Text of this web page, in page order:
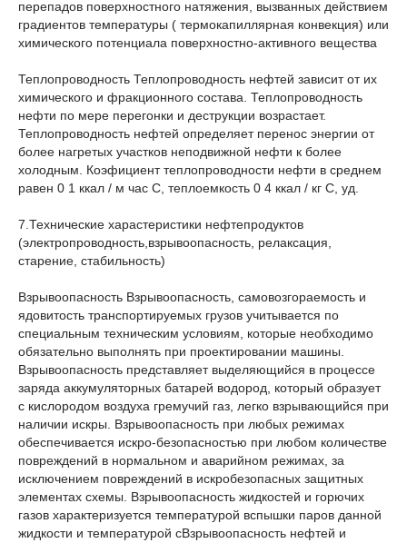
перепадов поверхностного натяжения, вызванных действием
градиентов температуры ( термокапиллярная конвекция) или
химического потенциала поверхностно-активного вещества
Теплопроводность Теплопроводность нефтей зависит от их
химического и фракционного состава. Теплопроводность
нефти по мере перегонки и деструкции возрастает.
Теплопроводность нефтей определяет перенос энергии от
более нагретых участков неподвижной нефти к более
холодным. Коэфициент теплопроводности нефти в среднем
равен 0 1 ккал / м час С, теплоемкость 0 4 ккал / кг С, уд.
7.Технические харастеристики нефтепродуктов
(электропроводность,взрывоопасность, релаксация,
старение, стабильность)
Взрывоопасность Взрывоопасность, самовозгораемость и
ядовитость транспортируемых грузов учитывается по
специальным техническим условиям, которые необходимо
обязательно выполнять при проектировании машины.
Взрывоопасность представляет выделяющийся в процессе
заряда аккумуляторных батарей водород, который образует
с кислородом воздуха гремучий газ, легко взрывающийся при
наличии искры. Взрывоопасность при любых режимах
обеспечивается искро-безопасностью при любом количестве
повреждений в нормальном и аварийном режимах, за
исключением повреждений в искробезопасных защитных
элементах схемы. Взрывоопасность жидкостей и горючих
газов характеризуется температурой вспышки паров данной
жидкости и температурой сВзрывоопасность нефтей и